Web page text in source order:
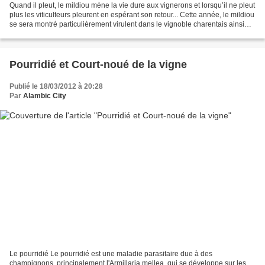
Quand il pleut, le mildiou mène la vie dure aux vignerons et lorsqu’il ne pleut
plus les viticulteurs pleurent en espérant son retour... Cette année, le mildiou
se sera montré particulièrement virulent dans le vignoble charentais ainsi
Pourridié et Court-noué de la vigne
Publié le 18/03/2012 à 20:28
Par Alambic City
Le pourridié Le pourridié est une maladie parasitaire due à des
champignons, principalement l'Armillaria mellea, qui se développe sur les